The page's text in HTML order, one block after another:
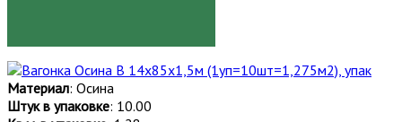
Материал: Осина
Штук в упаковке: 10.00